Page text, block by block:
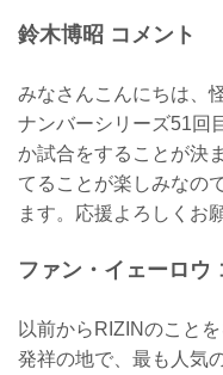
鈴木博昭 コメント
みなさんこんにちは、
ナンバーシリーズ51回
か試合をすることが決
てることが楽しみなの
ます。応援よろしくお
ファン・イェーロウ
以前からRIZINのこと
発祥の地で、最も人気